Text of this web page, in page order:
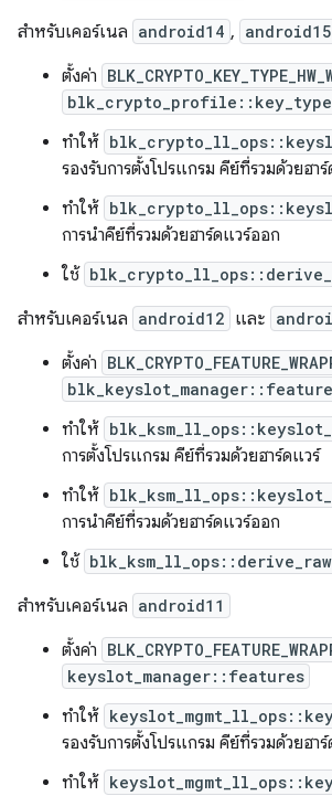
สำหรับเคอร์เนล android14 , android15
ตั้งค่า
ทำให้
รองรับการตั้งโปรแกรม คีย์ที่รวมด้วยฮา
ทำให้
การนำคีย์ที่รวมด้วยฮาร์ดแวร์ออก
ใช้
สำหรับเคอร์เนล android12 และ
ตั้งค่า
ทำให้
การตั้งโปรแกรม คีย์ที่รวมด้วยฮาร์ดแวร์
ทำให้
การนำคีย์ที่รวมด้วยฮาร์ดแวร์ออก
ใช้
สำหรับเคอร์เนล android11
ตั้งค่า
keyslot_manager::features
ทำให้
รองรับการตั้งโปรแกรม คีย์ที่รวมด้วยฮา
ทำให้